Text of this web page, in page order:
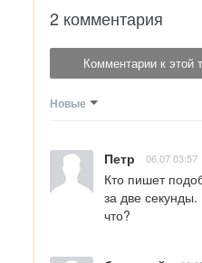
2 комментария
Комментарии к этой
Новые
Петр 06.07 03:57
Кто пишет
за две
что?